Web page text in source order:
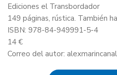
Ediciones el Transbordador
149 páginas, rústica. También
ISBN: 978-84-949991-5-4
14 €
Correo del autor: